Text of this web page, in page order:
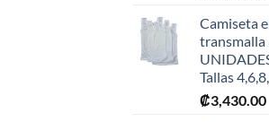
Camiseta
transmalla
Tallas
₡3,430.00